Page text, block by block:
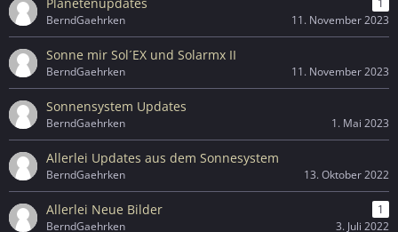
1
BerndGaehrken
11. November 2023
Sonne mir Sol´EX und Solarmx II
BerndGaehrken 11. November 2023
Sonnensystem Updates
BerndGaehrken 1. Mai 2023
Allerlei Updates aus dem Sonnesystem
BerndGaehrken 13. Oktober 2022
Allerlei Neue Bilder
1
BerndGaehrken
3. Juli 2022